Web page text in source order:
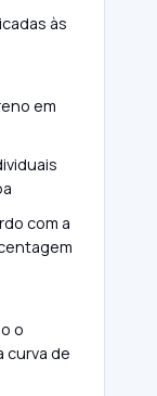
às
em
com a
o
curva de